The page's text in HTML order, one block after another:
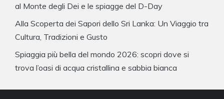
al Monte degli Dei e le spiagge del D-Day
Alla Scoperta dei Sapori dello Sri Lanka: Un Viaggio tra
Cultura, Tradizioni e Gusto
Spiaggia più bella del mondo 2026: scopri dove si
trova l’oasi di acqua cristallina e sabbia bianca